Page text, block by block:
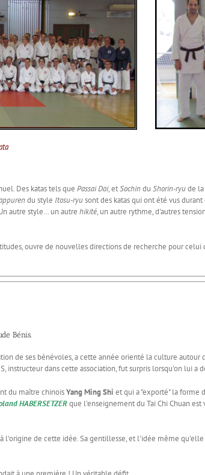
Des katas tels que Passai Dai, etSochindu Shorin-ryude
du style Itosu-ryusont des katas qui ont été vus
autre style… un autre hikité, un autre rythme, d'autres
ouvre de nouvelles directions de recherche pour celui
Bénis.
ses bénévoles, a cette année orienté la culture autour
instructeur dans cette association, fut surpris lorsqu'on lui a
du maître chinoisYang Ming Shi et qui a "exporté" la forme
HABERSETZERque l'enseignement du Tai Chi Chuan
l'origine de cette idée. Sa gentillesse, et l'idée même